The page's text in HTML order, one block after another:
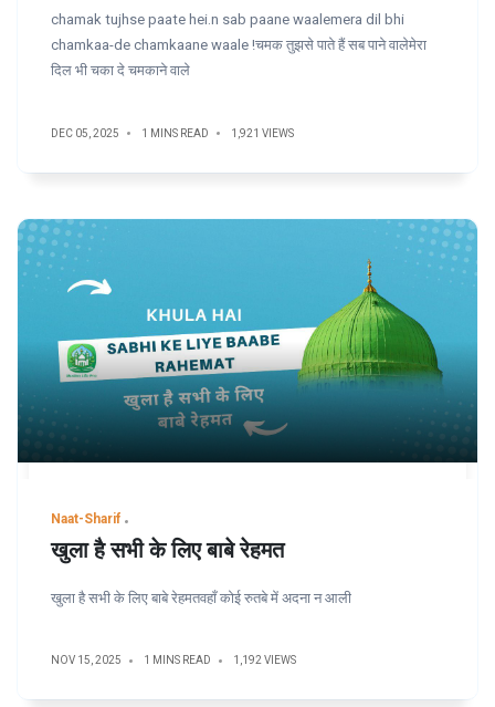
chamak tujhse paate hei.n sab paane waalemera dil bhi
chamkaa-de chamkaane waale !चमक तुझसे पाते हैं सब पाने वालेमेरा
दिल भी चका दे चमकाने वाले
DEC 05, 2025 1 MINS READ 1,921 VIEWS
Naat-Sharif
खुला है सभी के लिए बाबे रेहमत
खुला है सभी के लिए बाबे रेहमतवहाँ कोई रुतबे में अदना न आली
NOV 15, 2025 1 MINS READ 1,192 VIEWS